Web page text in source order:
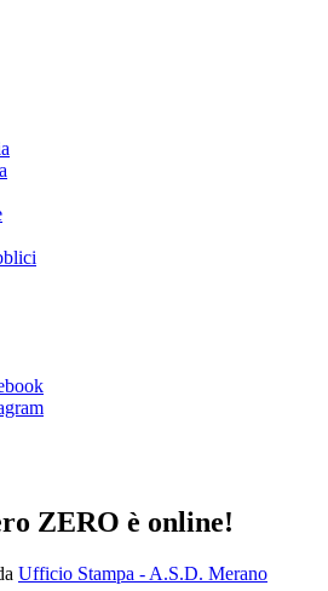
ZERO è online!
Ufficio Stampa - A.S.D. Merano